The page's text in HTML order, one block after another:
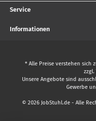
Service
Informationen
* Alle Preise verstehen sich
zzgl.
Unsere Angebote sind
Gewerbe
© 2026 JobStuhl.de - Alle